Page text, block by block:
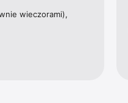
prywatności oraz zasady
wieczorami),